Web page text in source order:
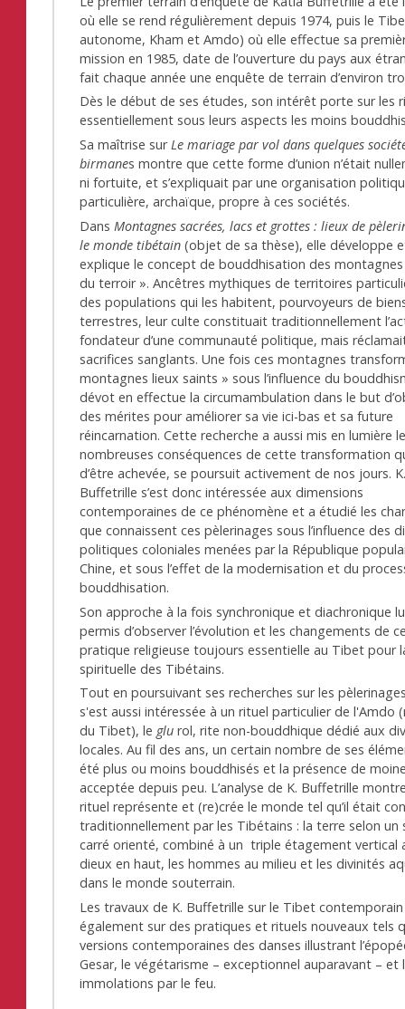
où elle se rend régulièrement depuis 1974, puis le
autonome, Kham et Amdo) où elle effectue sa
mission en 1985, date de l’ouverture du pays aux
fait chaque année une enquête de terrain d’environ
Dès le début de ses études, son intérêt porte sur les
essentiellement sous leurs aspects les moins
Sa maîtrise surLe mariage par vol dans quelques
birmanes montre que cette forme d’union n’était
ni fortuite, et s’expliquait par une organisation
particulière, archaïque, propre à ces sociétés.
Dans Montagnes sacrées, lacs et grottes : lieux de
le monde tibétain (objet de sa thèse), elle développe
explique le concept de bouddhisation des
du terroir ». Ancêtres mythiques de territoires
des populations qui les habitent, pourvoyeurs de
terrestres, leur culte constituait traditionnellement
fondateur d’une communauté politique, mais
sacrifices sanglants. Une fois ces montagnes
montagnes lieux saints » sous l’influence du
dévot en effectue la circumambulation dans le but
des mérites pour améliorer sa vie ici-bas et sa future
réincarnation. Cette recherche a aussi mis en lumière
nombreuses conséquences de cette transformation
d’être achevée, se poursuit activement de nos jours.
Buffetrille s’est donc intéressée aux dimensions
contemporaines de ce phénomène et a étudié les
que connaissent ces pèlerinages sous l’influence des
politiques coloniales menées par la République
Chine, et sous l’effet de la modernisation et du
bouddhisation.
Son approche à la fois synchronique et diachronique
permis d’observer l’évolution et les changements de
pratique religieuse toujours essentielle au Tibet pour
spirituelle des Tibétains.
Tout en poursuivant ses recherches sur les
s'est aussi intéressée à un rituel particulier de l'Amdo
du Tibet), le glurol, rite non-bouddhique dédié aux
locales. Au fil des ans, un certain nombre de ses
été plus ou moins bouddhisés et la présence de
acceptée depuis peu. L’analyse de K. Buffetrille
rituel représente et (re)crée le monde tel qu’il était
traditionnellement par les Tibétains : la terre selon un
carré orienté, combiné à un triple étagement vertical
dieux en haut, les hommes au milieu et les divinités
dans le monde souterrain.
Les travaux de K. Buffetrille sur le Tibet
également sur des pratiques et rituels nouveaux tels
versions contemporaines des danses illustrant
Gesar, le végétarisme – exceptionnel auparavant – et
immolations par le feu.